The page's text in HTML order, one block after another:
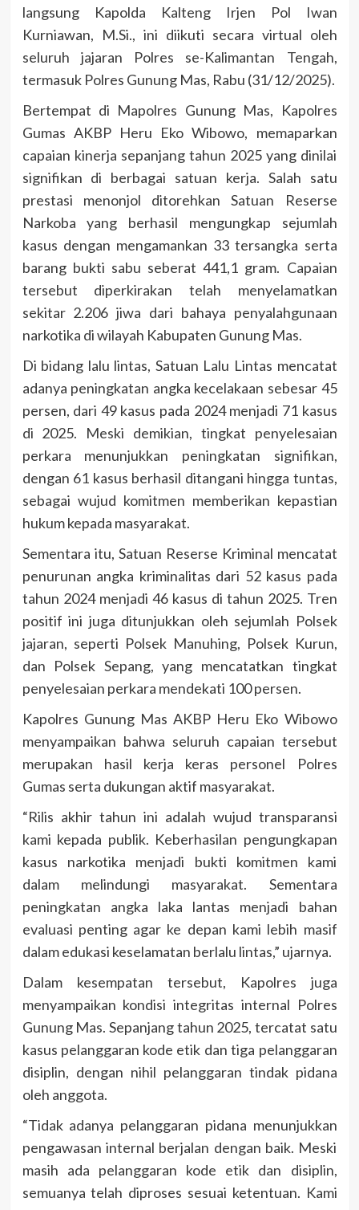
langsung Kapolda Kalteng Irjen Pol Iwan
Kurniawan, M.Si., ini diikuti secara virtual oleh
seluruh jajaran Polres se-Kalimantan Tengah,
termasuk Polres Gunung Mas, Rabu (31/12/2025).
Bertempat di Mapolres Gunung Mas, Kapolres
Gumas AKBP Heru Eko Wibowo, memaparkan
capaian kinerja sepanjang tahun 2025 yang dinilai
signifikan di berbagai satuan kerja. Salah satu
prestasi menonjol ditorehkan Satuan Reserse
Narkoba yang berhasil mengungkap sejumlah
kasus dengan mengamankan 33 tersangka serta
barang bukti sabu seberat 441,1 gram. Capaian
tersebut diperkirakan telah menyelamatkan
sekitar 2.206 jiwa dari bahaya penyalahgunaan
narkotika di wilayah Kabupaten Gunung Mas.
Di bidang lalu lintas, Satuan Lalu Lintas mencatat
adanya peningkatan angka kecelakaan sebesar 45
persen, dari 49 kasus pada 2024 menjadi 71 kasus
di 2025. Meski demikian, tingkat penyelesaian
perkara menunjukkan peningkatan signifikan,
dengan 61 kasus berhasil ditangani hingga tuntas,
sebagai wujud komitmen memberikan kepastian
hukum kepada masyarakat.
Sementara itu, Satuan Reserse Kriminal mencatat
penurunan angka kriminalitas dari 52 kasus pada
tahun 2024 menjadi 46 kasus di tahun 2025. Tren
positif ini juga ditunjukkan oleh sejumlah Polsek
jajaran, seperti Polsek Manuhing, Polsek Kurun,
dan Polsek Sepang, yang mencatatkan tingkat
penyelesaian perkara mendekati 100 persen.
Kapolres Gunung Mas AKBP Heru Eko Wibowo
menyampaikan bahwa seluruh capaian tersebut
merupakan hasil kerja keras personel Polres
Gumas serta dukungan aktif masyarakat.
“Rilis akhir tahun ini adalah wujud transparansi
kami kepada publik. Keberhasilan pengungkapan
kasus narkotika menjadi bukti komitmen kami
dalam melindungi masyarakat. Sementara
peningkatan angka laka lantas menjadi bahan
evaluasi penting agar ke depan kami lebih masif
dalam edukasi keselamatan berlalu lintas,” ujarnya.
Dalam kesempatan tersebut, Kapolres juga
menyampaikan kondisi integritas internal Polres
Gunung Mas. Sepanjang tahun 2025, tercatat satu
kasus pelanggaran kode etik dan tiga pelanggaran
disiplin, dengan nihil pelanggaran tindak pidana
oleh anggota.
“Tidak adanya pelanggaran pidana menunjukkan
pengawasan internal berjalan dengan baik. Meski
masih ada pelanggaran kode etik dan disiplin,
semuanya telah diproses sesuai ketentuan. Kami